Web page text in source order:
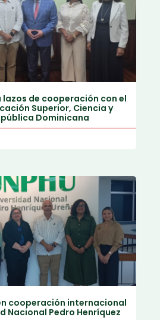
de cooperación con el
Superior, Ciencia y
Dominicana
cooperación internacional
Nacional Pedro Henríquez